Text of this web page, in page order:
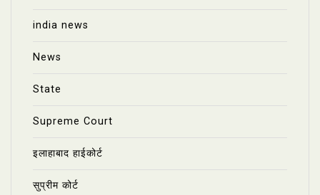
india news
News
State
Supreme Court
इलाहाबाद हाईकोर्ट
सुप्रीम कोर्ट